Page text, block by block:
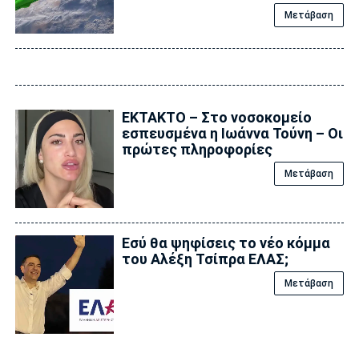
Μετάβαση
ΕΚΤΑΚΤΟ – Στο νοσοκομείο
εσπευσμένα η Ιωάννα Τούνη – Οι
πρώτες πληροφορίες
Μετάβαση
Εσύ θα ψηφίσεις το νέο κόμμα
του Αλέξη Τσίπρα ΕΛΑΣ;
Μετάβαση